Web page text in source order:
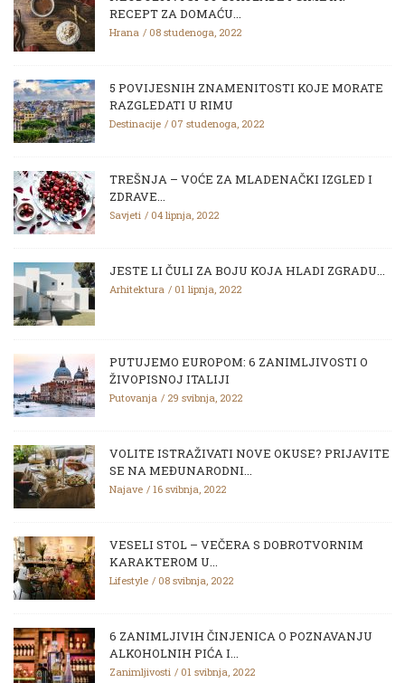
RECEPT ZA DOMAĆU...
Hrana 08 studenoga, 2022
5 POVIJESNIH ZNAMENITOSTI KOJE MORATE
RAZGLEDATI U RIMU
Destinacije 07 studenoga, 2022
TREŠNJA – VOĆE ZA MLADENAČKI IZGLED I
ZDRAVE...
Savjeti 04 lipnja, 2022
JESTE LI ČULI ZA BOJU KOJA HLADI ZGRADU...
Arhitektura 01 lipnja, 2022
PUTUJEMO EUROPOM: 6 ZANIMLJIVOSTI O
ŽIVOPISNOJ ITALIJI
Putovanja 29 svibnja, 2022
VOLITE ISTRAŽIVATI NOVE OKUSE? PRIJAVITE
SE NA MEĐUNARODNI...
Najave 16 svibnja, 2022
VESELI STOL – VEČERA S DOBROTVORNIM
KARAKTEROM U...
Lifestyle 08 svibnja, 2022
6 ZANIMLJIVIH ČINJENICA O POZNAVANJU
ALKOHOLNIH PIĆA I...
Zanimljivosti 01 svibnja, 2022